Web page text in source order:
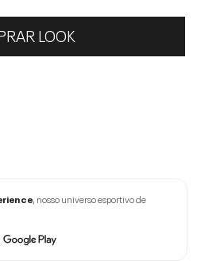
LOOK
, nosso universo esportivo de